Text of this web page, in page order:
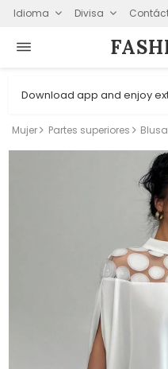
Idioma Divisa
Download app and enjoy
Mujer Partes superiores